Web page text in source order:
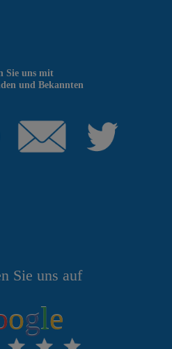
Sie uns auf
ogle
Sie uns mit
und Bekannten